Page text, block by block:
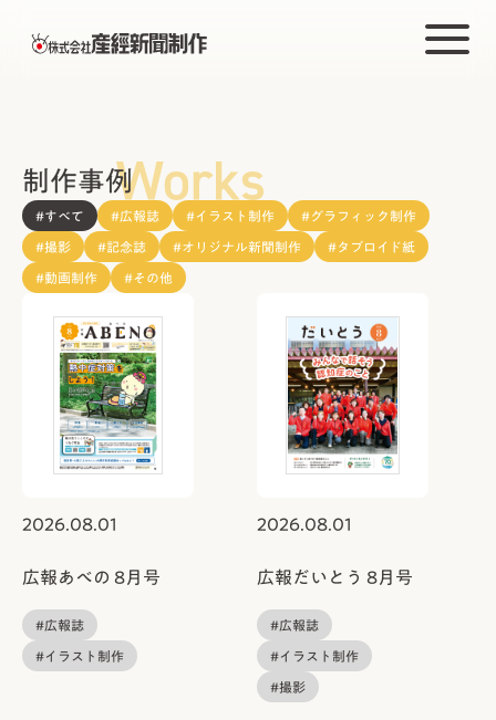
制作事例
#すべて #広報誌 #イラスト制作 #グラフィック制作
#撮影 #記念誌 #オリジナル新聞制作 #タブロイド紙
#動画制作 #その他
2026.08.01
広報あべの 8月号
#広報誌
#イラスト制作
2026.08.01
広報だいとう 8月号
#広報誌
#イラスト制作
#撮影